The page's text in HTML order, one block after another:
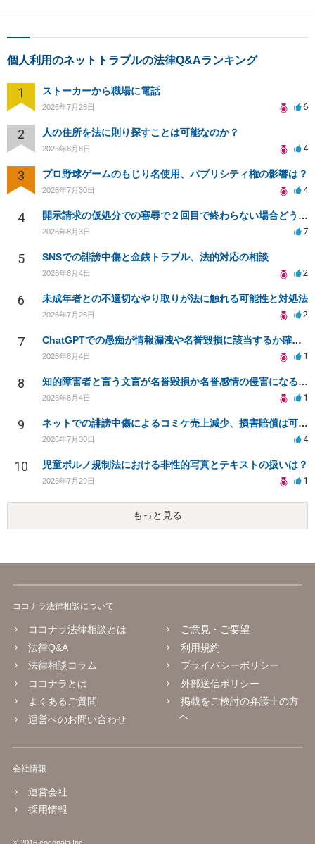
個人利用のネットトラブルの法律Q&Aランキング
1 ストーカーから職場に電話
2026年7月28日 6
2 人の住所を法に則り探すことは可能なのか？
2026年8月8日 4
3 プロ野球ゲームのもじり名使用、パブリシティ権の影響は？
2026年7月30日 4
4 開示請求の仮処分での審尋で２回目で終わらない場合どうしたらいいですか
2026年8月3日 7
5 SNSでの誹謗中傷と金銭トラブル、法的対応の相談
2026年8月4日 2
6 未成年者との不適切なやり取りが法に触れる可能性と対処法
2026年7月26日 2
7 ChatGPTでの愚痴が情報漏洩や名誉毀損に該当するか確認したい
2026年8月4日 1
8 知的障害者と言う文言が名誉毀損か名誉感情の侵害になるか教えてほしい。
2026年8月4日 1
9 ネットでの誹謗中傷によるコミケ売上減少、損害賠償は可能か？
2026年7月30日 4
10 児童ポルノ規制法における非性的写真とテキストの扱いは？
2026年7月29日 1
もっと見る
ココナラ法律相談について
ココナラ法律相談とは
法律Q&A
法律相談コラム
ココナラとは
よくあるご質問
運営へのお問い合わせ
ご意見・ご要望
利用規約
プライバシーポリシー
外部送信ポリシー
掲載をご検討の弁護士の方
へ
会社情報
運営会社
採用情報